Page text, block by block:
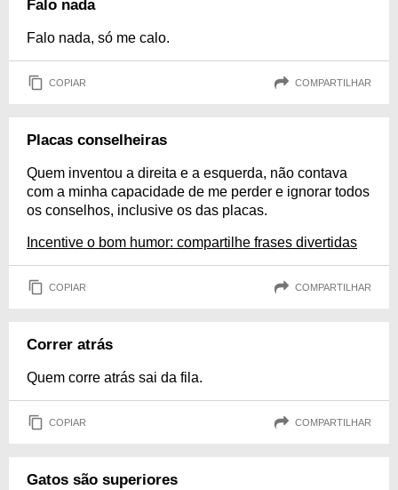
Falo nada
Falo nada, só me calo.
COPIAR COMPARTILHAR
Placas conselheiras
Quem inventou a direita e a esquerda, não contava
com a minha capacidade de me perder e ignorar todos
os conselhos, inclusive os das placas.
Incentive o bom humor: compartilhe frases divertidas
COPIAR COMPARTILHAR
Correr atrás
Quem corre atrás sai da fila.
COPIAR COMPARTILHAR
Gatos são superiores